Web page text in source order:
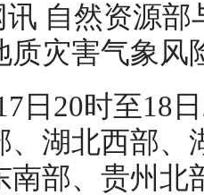
自然资源部
质灾害气象风
日20时至18
、湖北西部、
南部、贵州北